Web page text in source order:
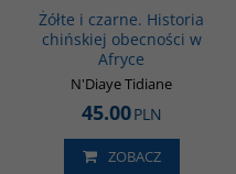
Żółte i czarne. Historia
chińskiej obecności w
Afryce
N'Diaye Tidiane
45.00PLN
ZOBACZ